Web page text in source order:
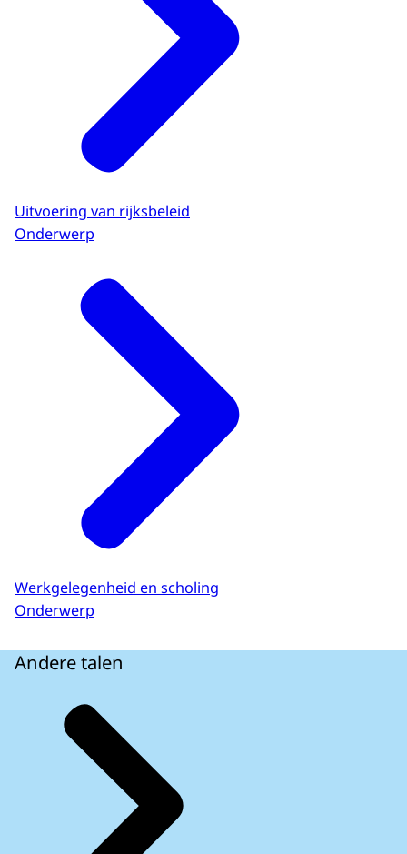
Uitvoering van rijksbeleid
Onderwerp
Werkgelegenheid en scholing
Onderwerp
Andere talen